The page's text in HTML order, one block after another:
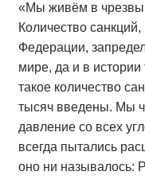
«Мы живём в
Количество
Федерации,
мире, да и в
такое количество
тысяч введены. Мы
давление со всех
всегда пытались
оно ни называлось: